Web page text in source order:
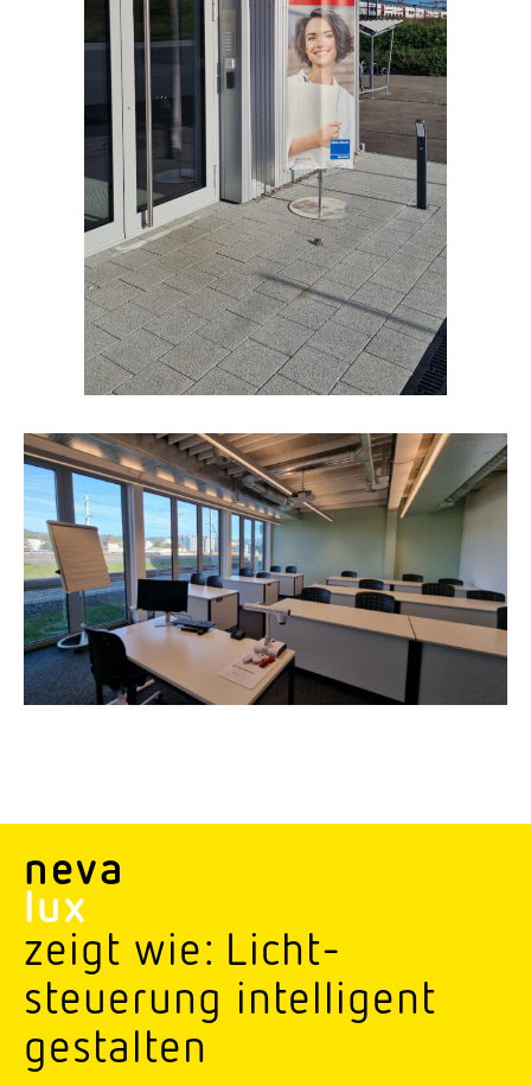
True Presence COM2
neva
lux
zeigt wie: Licht­
steuerung intel­ligent
gestalten